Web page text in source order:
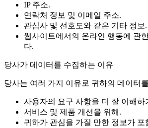
IP 주소.
연락처 정보 및 이메일 주소.
관심사 및 선호도와 같은 기타 정보.
웹사이트에서의 온라인 행동에 관
다.
당사가 데이터를 수집하는 이유
당사는 여러 가지 이유로 귀하의 데이터
사용자의 요구 사항을 더 잘 이해하
서비스 및 제품 개선을 위해.
귀하가 관심을 가질 만한 정보가 포